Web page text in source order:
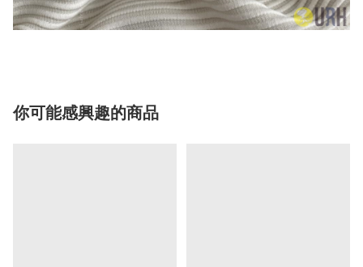
你可能感興趣的商品